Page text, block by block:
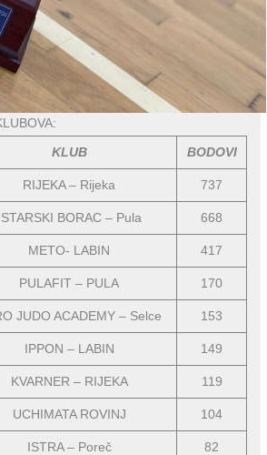
KLUB BODOVI
RIJEKA – Rijeka 737
BORAC – Pula 668
METO- LABIN 417
PULAFIT – PULA 170
JUDO ACADEMY – Selce 153
IPPON – LABIN 149
KVARNER – RIJEKA 119
UCHIMATA ROVINJ 104
ISTRA – Poreč 82